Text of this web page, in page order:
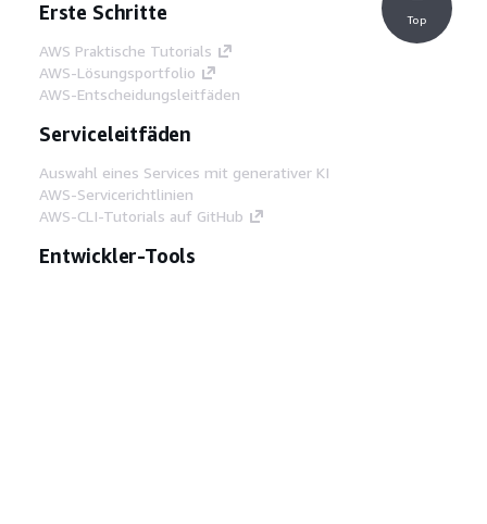
Erste Schritte
AWS Praktische Tutorials
AWS-Lösungsportfolio
AWS-Entscheidungsleitfäden
Serviceleitfäden
Auswahl eines Services mit generativer KI
AWS-Servicerichtlinien
AWS-CLI-Tutorials auf GitHub
Entwickler-Tools
Top